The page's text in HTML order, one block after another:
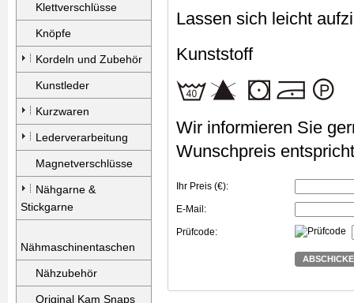
Klettverschlüsse
Knöpfe
Kordeln und Zubehör
Kunstleder
Kurzwaren
Lederverarbeitung
Magnetverschlüsse
Nähgarne &
Stickgarne
Nähmaschinentaschen
Nähzubehör
Original Kam Snaps
Lassen sich leicht
Kunststoff
Wir informieren Sie
Wunschpreis
Ihr Preis (€):
E-Mail:
Prüfcode: